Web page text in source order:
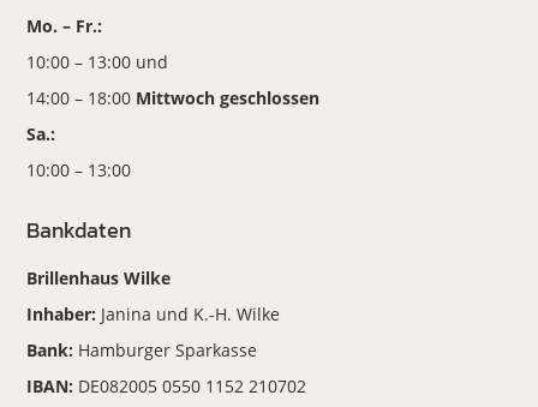
Mo. – Fr.:
10:00 – 13:00 und
14:00 – 18:00 Mittwoch geschlossen
Sa.:
10:00 – 13:00
Bankdaten
Brillenhaus Wilke
Inhaber: Janina und K.-H. Wilke
Bank: Hamburger Sparkasse
IBAN: DE082005 0550 1152 210702